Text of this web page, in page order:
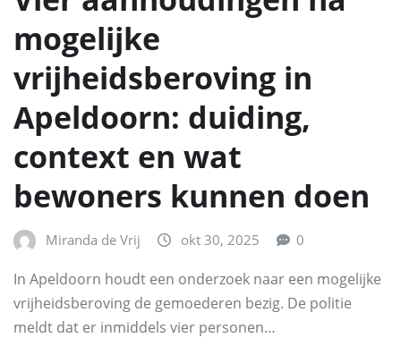
mogelijke
vrijheidsberoving in
Apeldoorn: duiding,
context en wat
bewoners kunnen doen
Miranda de Vrij okt 30, 2025 0
In Apeldoorn houdt een onderzoek naar een mogelijke
vrijheidsberoving de gemoederen bezig. De politie
meldt dat er inmiddels vier personen…